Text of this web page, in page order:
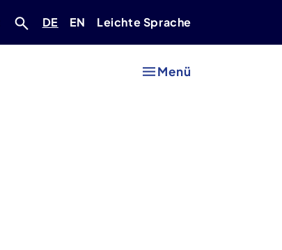
Deutsch
DE Englisch
EN Leichte Sprache
Menü